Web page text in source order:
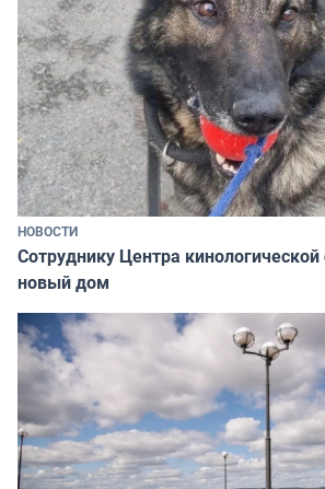
НОВОСТИ
Сотруднику Центра
новый дом